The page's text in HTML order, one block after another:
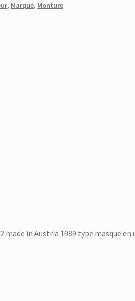
, Marque, Monture
made in Austria 1989 type masque en